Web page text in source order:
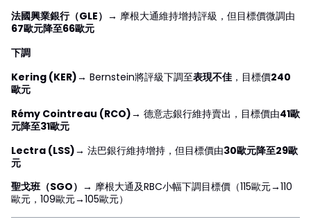
法國興業銀行（GLE） → 摩根大通維持增持評級，但目標價微調由
67歐元降至66歐元
下調
Kering (KER)→ Bernstein將評級下調至表現不佳，目標價240
歐元
Rémy Cointreau (RCO)→ 德意志銀行維持賣出，目標價由41歐
元降至31歐元
Lectra (LSS)→ 法巴銀行維持增持，但目標價由30歐元降至29歐
元
聖戈班（SGO） → 摩根大通及RBC小幅下調目標價（115歐元→110
歐元，109歐元→105歐元）